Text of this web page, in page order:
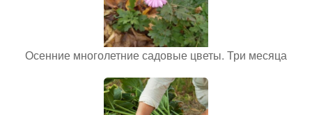
Осенние многолетние садовые цветы. Три месяца